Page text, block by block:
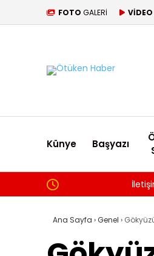
FOTO GALERİ VİDEO
Künye Başyazı
İletişim
Ana Sayfa ›Genel ›